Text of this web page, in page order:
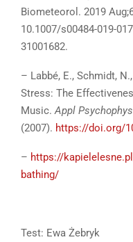
Biometeorol. 2019
10.1007/s00484-019-
31001682.
– Labbé, E., Schmidt,
Stress: The
Music. Appl
(2007). https://doi.org/
– https://
bathing/
Test: Ewa Żebryk